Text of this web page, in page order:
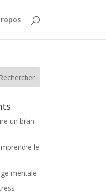
un bilan
le
mentale